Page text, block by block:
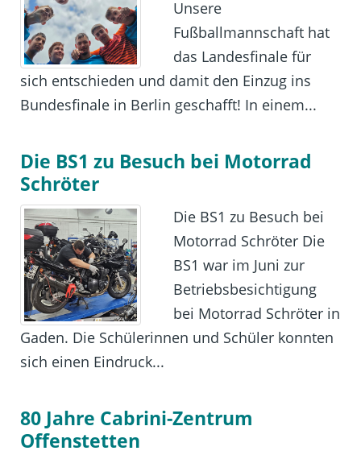
Unsere
Fußballmannschaft hat
das Landesfinale für
sich entschieden und damit den Einzug ins
Bundesfinale in Berlin geschafft! In einem...
Die BS1 zu Besuch bei Motorrad
Schröter
Die BS1 zu Besuch bei
Motorrad Schröter Die
BS1 war im Juni zur
Betriebsbesichtigung
bei Motorrad Schröter in
Gaden. Die Schülerinnen und Schüler konnten
sich einen Eindruck...
80 Jahre Cabrini-Zentrum
Offenstetten